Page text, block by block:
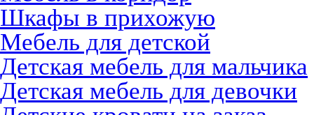
Шкафы в прихожую
Мебель для детской
Детская мебель для мальчика
Детская мебель для девочки